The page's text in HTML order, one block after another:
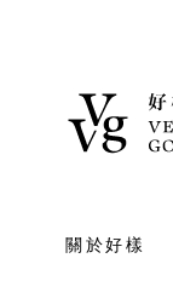
關於好樣